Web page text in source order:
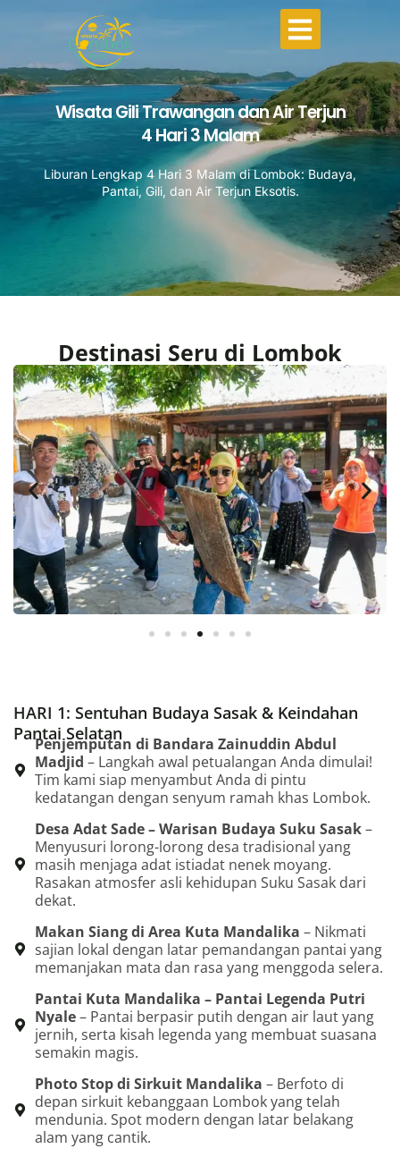
Wisata Gili Trawangan dan Air Terjun
4 Hari 3 Malam
Liburan Lengkap 4 Hari 3 Malam di Lombok: Budaya,
Pantai, Gili, dan Air Terjun Eksotis.
Destinasi Seru di Lombok
HARI 1: Sentuhan Budaya Sasak & Keindahan
Pantai Selatan
Penjemputan di Bandara Zainuddin Abdul
Madjid – Langkah awal petualangan Anda dimulai!
Tim kami siap menyambut Anda di pintu
kedatangan dengan senyum ramah khas Lombok.
Desa Adat Sade – Warisan Budaya Suku Sasak–
Menyusuri lorong-lorong desa tradisional yang
masih menjaga adat istiadat nenek moyang.
Rasakan atmosfer asli kehidupan Suku Sasak dari
dekat.
Makan Siang di Area Kuta Mandalika – Nikmati
sajian lokal dengan latar pemandangan pantai yang
memanjakan mata dan rasa yang menggoda selera.
Pantai Kuta Mandalika – Pantai Legenda Putri
Nyale– Pantai berpasir putih dengan air laut yang
jernih, serta kisah legenda yang membuat suasana
semakin magis.
Photo Stop di Sirkuit Mandalika – Berfoto di
depan sirkuit kebanggaan Lombok yang telah
mendunia. Spot modern dengan latar belakang
alam yang cantik.